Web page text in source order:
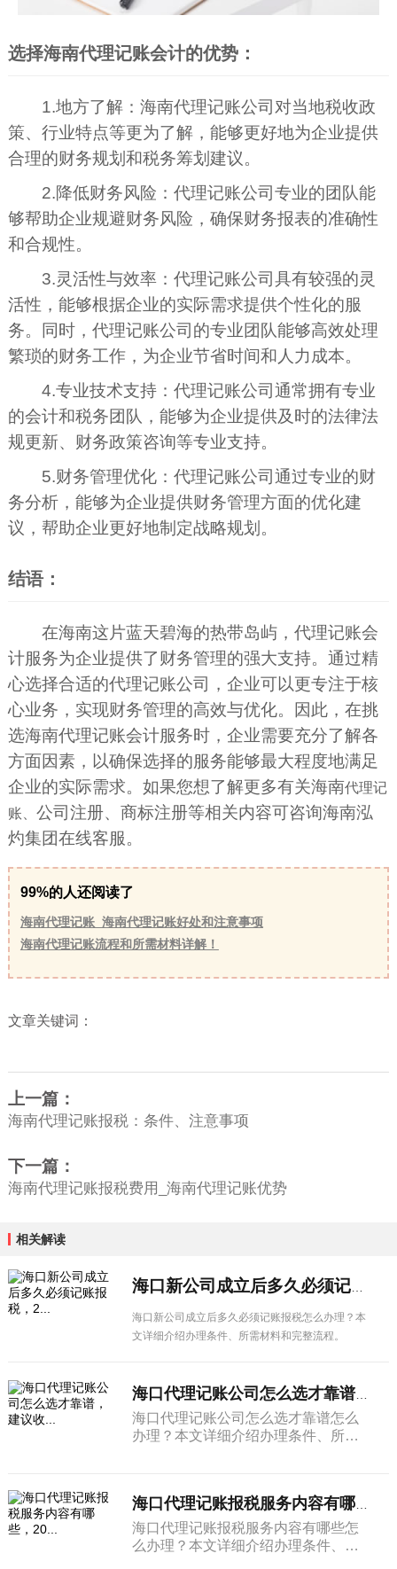
选择海南代理记账会计的优势：
1.地方了解：海南代理记账公司对当地税收政
策、行业特点等更为了解，能够更好地为企业提供
合理的财务规划和税务筹划建议。
2.降低财务风险：代理记账公司专业的团队能
够帮助企业规避财务风险，确保财务报表的准确性
和合规性。
3.灵活性与效率：代理记账公司具有较强的灵
活性，能够根据企业的实际需求提供个性化的服
务。同时，代理记账公司的专业团队能够高效处理
繁琐的财务工作，为企业节省时间和人力成本。
4.专业技术支持：代理记账公司通常拥有专业
的会计和税务团队，能够为企业提供及时的法律法
规更新、财务政策咨询等专业支持。
5.财务管理优化：代理记账公司通过专业的财
务分析，能够为企业提供财务管理方面的优化建
议，帮助企业更好地制定战略规划。
结语：
在海南这片蓝天碧海的热带岛屿，代理记账会
计服务为企业提供了财务管理的强大支持。通过精
心选择合适的代理记账公司，企业可以更专注于核
心业务，实现财务管理的高效与优化。因此，在挑
选海南代理记账会计服务时，企业需要充分了解各
方面因素，以确保选择的服务能够最大程度地满足
企业的实际需求。如果您想了解更多有关海南代理记
账、 公司注册、商标注册等相关内容可咨询海南泓
灼集团在线客服。
99%的人还阅读了
海南代理记账_海南代理记账好处和注意事项
海南代理记账流程和所需材料详解！
文章关键词：
上一篇：
海南代理记账报税：条件、注意事项
下一篇：
海南代理记账报税费用_海南代理记账优势
相关解读
海口新公司成立后多久必须记账报税怎么办理？本
文详细介绍办理条件、所需材料和完整流程。
海口代理记账公司怎么选才靠谱怎么
办理？本文详细介绍办理条件、所需
海口代理记账报税服务内容有哪些怎
么办理？本文详细介绍办理条件、所